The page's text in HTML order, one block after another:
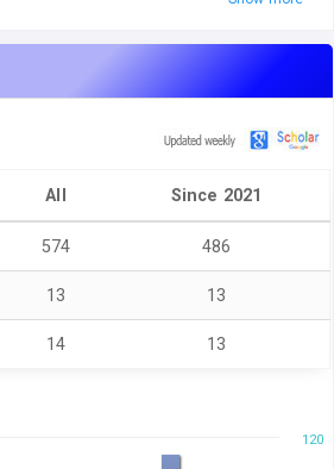
All Since 2021
574 486
13 13
14 13
120